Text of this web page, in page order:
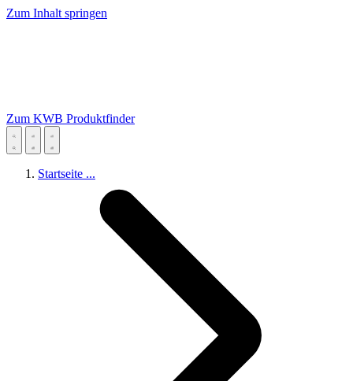
Zum Inhalt springen
Zum KWB Produktfinder
Startseite ...